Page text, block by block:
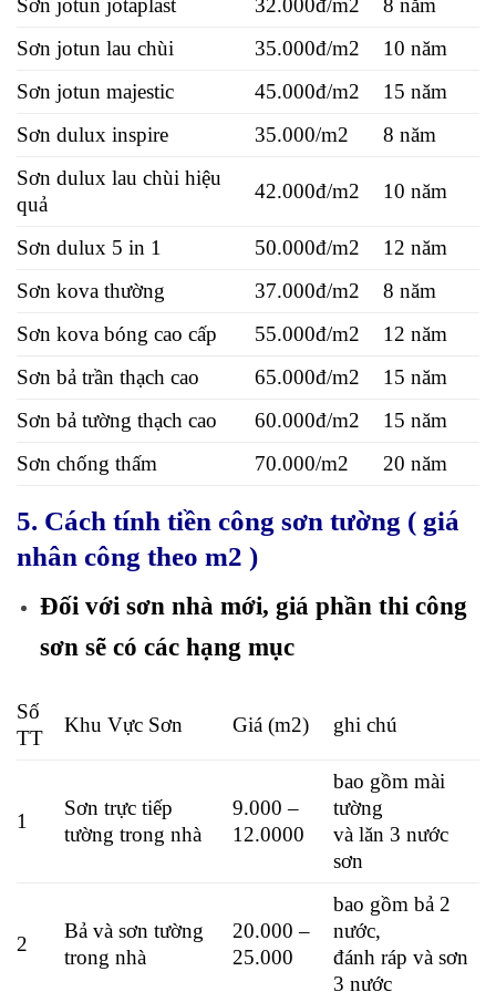
Sơn jotun jotaplast
32.000đ/m2
8 năm
Sơn jotun lau chùi
35.000đ/m2
10 năm
Sơn jotun majestic
45.000đ/m2
15 năm
Sơn dulux inspire
35.000/m2
8 năm
Sơn dulux lau chùi hiệu
quả
42.000đ/m2 10 năm
Sơn dulux 5 in 1 50.000đ/m2
12 năm
Sơn kova thường
37.000đ/m2
8 năm
Sơn kova bóng cao cấp
55.000đ/m2
12 năm
Sơn bả trần thạch cao
65.000đ/m2
15 năm
Sơn bả tường thạch cao
60.000đ/m2
15 năm
Sơn chống thấm
70.000/m2 20 năm
5. Cách tính tiền công sơn tường ( giá
nhân công theo m2 )
Đối với sơn nhà mới, giá phần thi công
sơn sẽ có các hạng mục
Số
TT
Khu Vực Sơn Giá (m2) ghi chú
1
Sơn trực tiếp
tường trong nhà
9.000 –
12.0000
bao gồm mài
tường
và lăn 3 nước
sơn
2
Bả và sơn tường
trong nhà
20.000 –
25.000
bao gồm bả 2
nước,
đánh ráp và sơn
3 nước